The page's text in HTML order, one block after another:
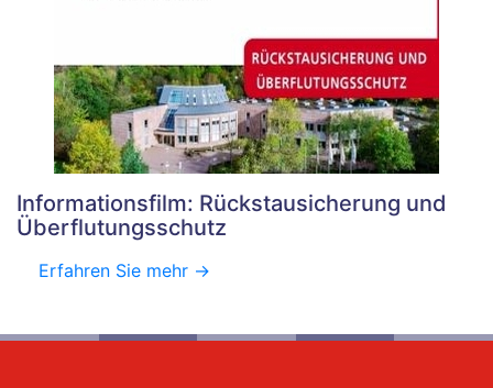
Informationsfilm: Rückstausicherung und
Überflutungsschutz
Erfahren Sie mehr ->